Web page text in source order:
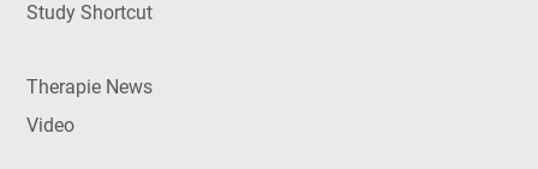
Study Shortcut
Therapie News
Video